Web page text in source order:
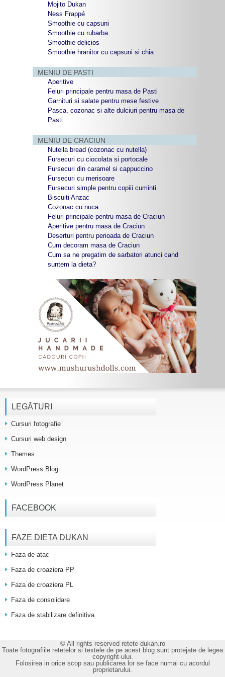
Mojito Dukan
Ness Frappé
Smoothie cu capsuni
Smoothie cu rubarba
Smoothie delicios
Smoothie hranitor cu capsuni si chia
MENIU DE PASTI
Aperitive
Feluri principale pentru masa de Pasti
Garnituri si salate pentru mese festive
Pasca, cozonac si alte dulciuri pentru masa de
Pasti
MENIU DE CRACIUN
Nutella bread (cozonac cu nutella)
Fursecuri cu ciocolata si portocale
Fursecuri din caramel si cappuccino
Fursecuri cu merisoare
Fursecuri simple pentru copiii cuminti
Biscuiti Anzac
Cozonac cu nuca
Feluri principale pentru masa de Craciun
Aperitive pentru masa de Craciun
Deserturi pentru perioada de Craciun
Cum decoram masa de Craciun
Cum sa ne pregatim de sarbatori atunci cand
suntem la dieta?
LEGĂTURI
Cursuri fotografie
Cursuri web design
Themes
WordPress Blog
WordPress Planet
FACEBOOK
FAZE DIETA DUKAN
Faza de atac
Faza de croaziera PP
Faza de croaziera PL
Faza de consolidare
Faza de stabilizare definitiva
© All rights reserved retete-dukan.ro
Toate fotografiile retetelor si textele de pe acest blog sunt protejate de legea
copyright-ului.
Folosirea in orice scop sau publicarea lor se face numai cu acordul
proprietarului.